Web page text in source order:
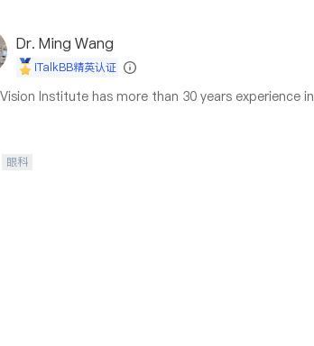
Dr. Ming Wang
iTalkBB精英认证
Institute has more than 30 years experience in
眼科